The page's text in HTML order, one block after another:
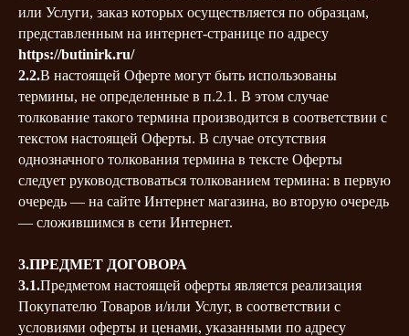
или Услуги, заказ которых осуществляется по образцам,
представленным на интернет-странице по адресу
https://butinirk.ru/
2.2.В настоящей Оферте могут быть использованы
термины, не определенные в п.2.1. В этом случае
толкование такого термина производится в соответствии с
текстом настоящей Оферты. В случае отсутствия
однозначного толкования термина в тексте Оферты
следует руководствоваться толкованием термина: в первую
очередь — на сайте Интернет магазина, во вторую очередь
— сложившимся в сети Интернет.
3.ПРЕДМЕТ ДОГОВОРА
3.1.Предметом настоящей оферты является реализация
Покупателю Товаров и/или Услуг, в соответствии с
условиями оферты и ценами, указанными по адресу